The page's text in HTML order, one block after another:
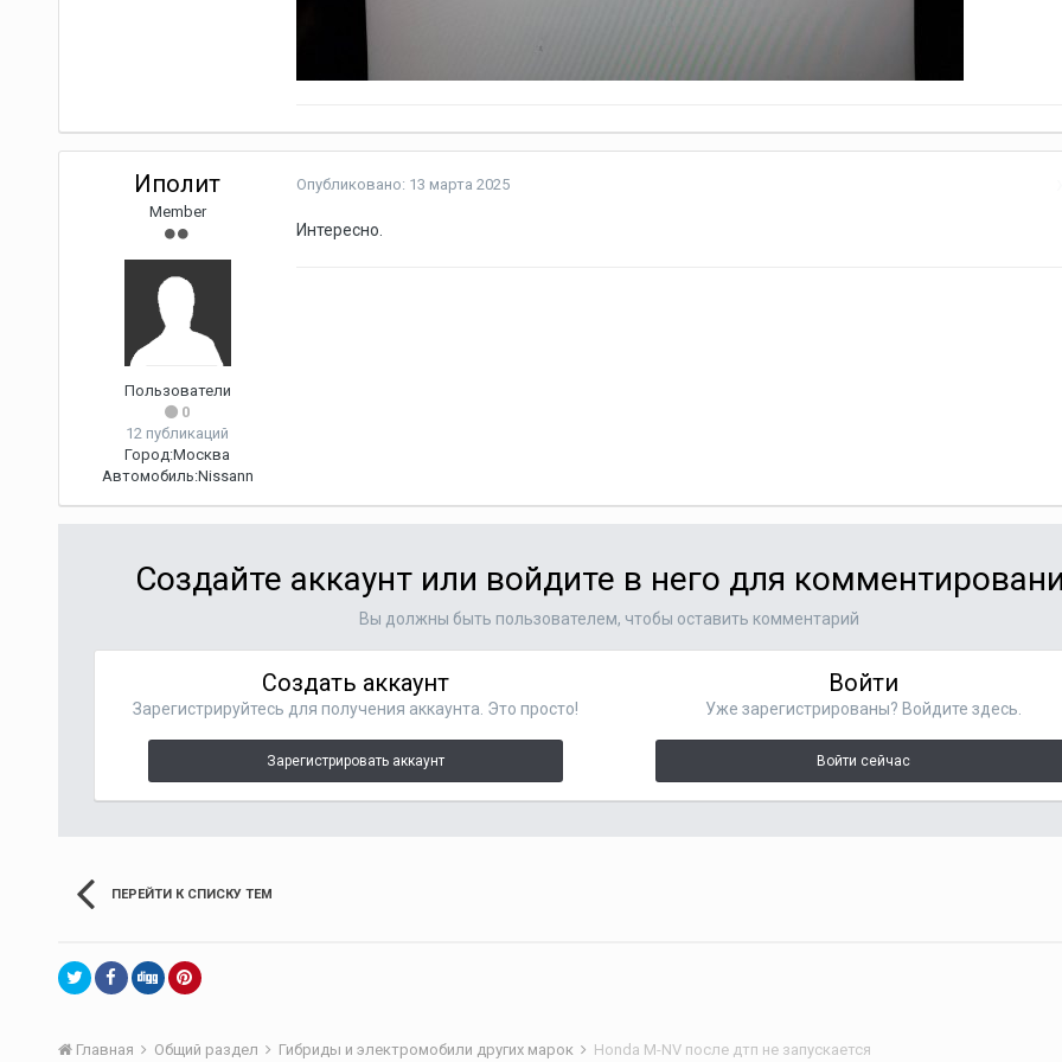
Иполит
Member
Пользователи
0
12 публикаций
Город:Москва
Автомобиль:Nissann
Опубликовано: 13 марта 2025
Интересно.
Создайте аккаунт или войдите в него для
Вы должны быть пользователем, чтобы оставить комментарий
Создать аккаунт
Зарегистрируйтесь для получения аккаунта. Это просто!
Зарегистрировать аккаунт
Войти
Уже зарегистрированы? Войдите здесь.
Войти сейчас
ПЕРЕЙТИ К СПИСКУ ТЕМ
Главная Общий раздел Гибриды и электромобили других марок Honda M-NV после дтп не запускается